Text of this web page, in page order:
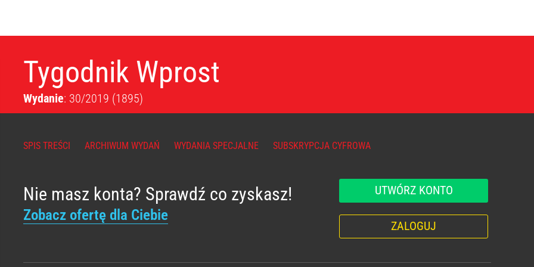
Tygodnik Wprost
Wydanie: 30/2019 (1895)
SPIS TREŚCI ARCHIWUM WYDAŃ WYDANIA SPECJALNE SUBSKRYPCJA CYFROWA
Nie masz konta? Sprawdź co zyskasz!
Zobacz ofertę dla Ciebie
UTWÓRZ KONTO
ZALOGUJ